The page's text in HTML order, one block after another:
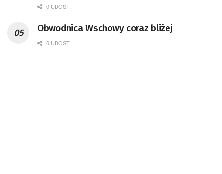
0 UDOST.
Obwodnica Wschowy coraz bliżej
0 UDOST.